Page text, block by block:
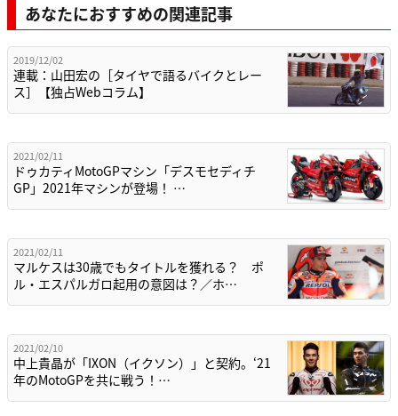
あなたにおすすめの関連記事
2019/12/02
連載：山田宏の［タイヤで語るバイクとレー
ス］【独占Webコラム】
2021/02/11
ドゥカティMotoGPマシン「デスモセディチ
GP」2021年マシンが登場！ …
2021/02/11
マルケスは30歳でもタイトルを獲れる？ ポ
ル・エスパルガロ起用の意図は？／ホ…
2021/02/10
中上貴晶が「IXON（イクソン）」と契約。‘21
年のMotoGPを共に戦う！…